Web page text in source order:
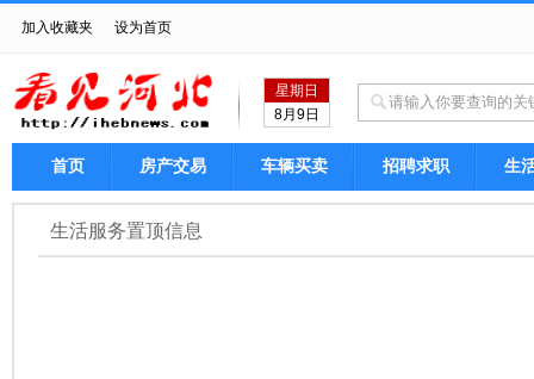
加入收藏夹 设为首页
星期日
8月9日
首页 房产交易 车辆买卖 招聘求职 生
生活服务置顶信息